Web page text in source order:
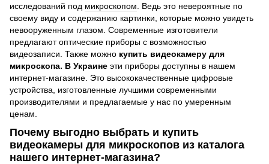
исследований под микроскопом . Ведь это невероятные по
своему виду и содержанию картинки, которые можно увидеть
невооруженным глазом. Современные изготовители
предлагают оптические приборы с возможностью
видеозаписи. Также можно купить видеокамеру для
микроскопа. В Украине эти приборы доступны в нашем
интернет-магазине. Это высококачественные цифровые
устройства, изготовленные лучшими современными
производителями и предлагаемые у нас по умеренным
ценам.
Почему выгодно выбрать и купить
видеокамеры для микроскопов из каталога
нашего интернет-магазина?